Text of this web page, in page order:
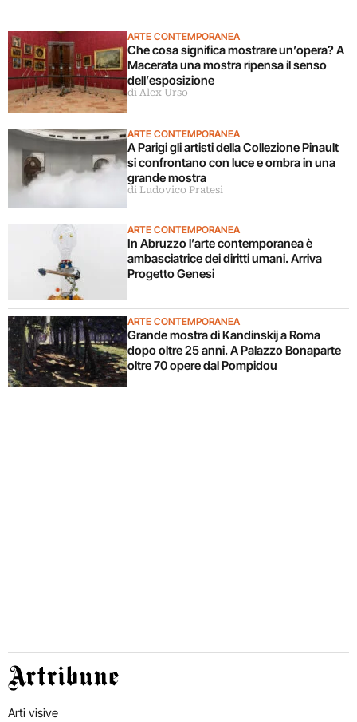
ARTE CONTEMPORANEA
Che cosa significa mostrare un’opera? A
Macerata una mostra ripensa il senso
dell’esposizione
di Alex Urso
ARTE CONTEMPORANEA
A Parigi gli artisti della Collezione Pinault
si confrontano con luce e ombra in una
grande mostra
di Ludovico Pratesi
ARTE CONTEMPORANEA
In Abruzzo l’arte contemporanea è
ambasciatrice dei diritti umani. Arriva
Progetto Genesi
ARTE CONTEMPORANEA
Grande mostra di Kandinskij a Roma
dopo oltre 25 anni. A Palazzo Bonaparte
oltre 70 opere dal Pompidou
Artribune
Arti visive